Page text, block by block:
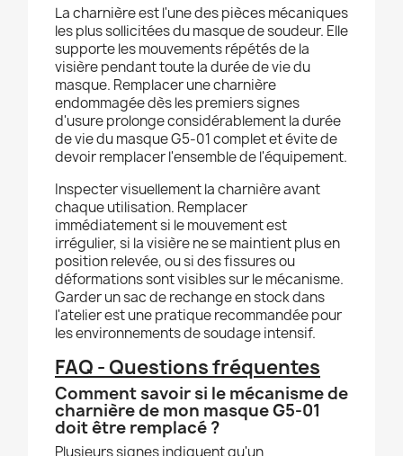
La charnière est l'une des pièces mécaniques
les plus sollicitées du masque de soudeur. Elle
supporte les mouvements répétés de la
visière pendant toute la durée de vie du
masque. Remplacer une charnière
endommagée dès les premiers signes
d'usure prolonge considérablement la durée
de vie du masque G5-01 complet et évite de
devoir remplacer l'ensemble de l'équipement.
Inspecter visuellement la charnière avant
chaque utilisation. Remplacer
immédiatement si le mouvement est
irrégulier, si la visière ne se maintient plus en
position relevée, ou si des fissures ou
déformations sont visibles sur le mécanisme.
Garder un sac de rechange en stock dans
l'atelier est une pratique recommandée pour
les environnements de soudage intensif.
FAQ - Questions fréquentes
Comment savoir si le mécanisme de
charnière de mon masque G5-01
doit être remplacé ?